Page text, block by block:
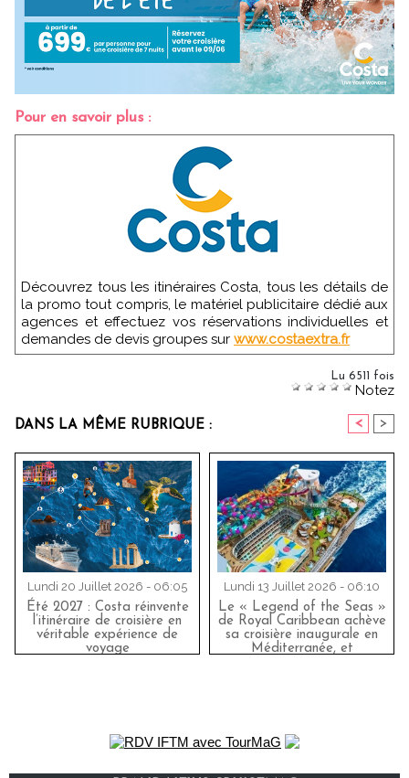
Pour en savoir plus :
Découvrez tous les itinéraires Costa, tous les détails de
la promo tout compris, le matériel publicitaire dédié aux
agences et effectuez vos réservations individuelles et
demandes de devis groupes sur www.costaextra.fr
Lu 6511 fois
Notez
DANS LA MÊME RUBRIQUE : < >
Lundi 20 Juillet 2026 - 06:05
Été 2027 : Costa réinvente
l’itinéraire de croisière en
véritable expérience de
voyage
Lundi 13 Juillet 2026 - 06:10
Le « Legend of the Seas »
de Royal Caribbean achève
sa croisière inaugurale en
Méditerranée, et